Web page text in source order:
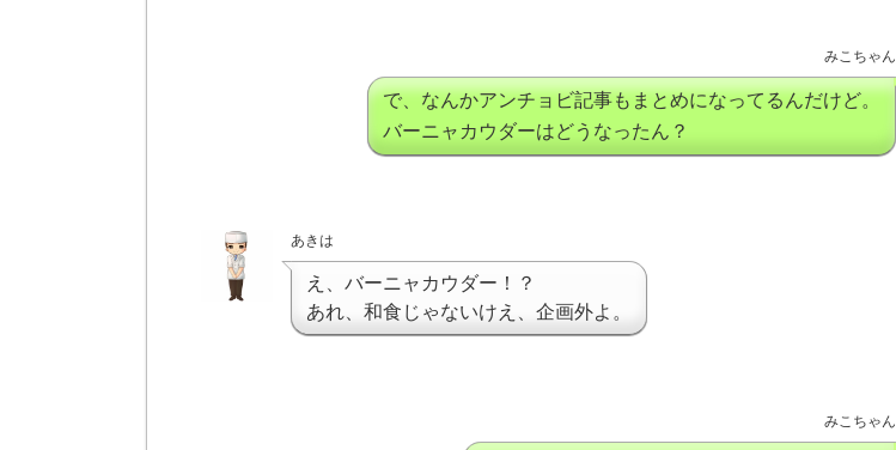
みこちゃん
で、なんかアンチョビ記事もまとめになってるんだけど。
バーニャカウダーはどうなったん？
あきは
え、バーニャカウダー！？
あれ、和食じゃないけえ、企画外よ。
みこちゃん